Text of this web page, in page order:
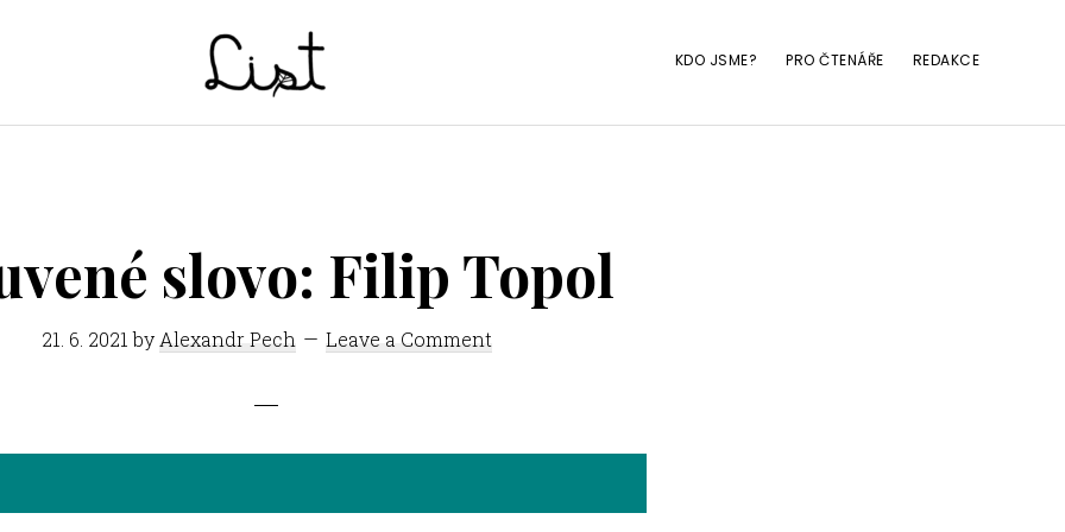
LIST
Studentský
KDO JSME? PRO ČTENÁŘE REDAKCE
slovo: Filip Topol
21. 6. 2021 by Alexandr Pech Leave a Comment